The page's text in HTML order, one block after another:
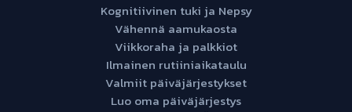
Kognitiivinen tuki ja Nepsy
Vähennä aamukaosta
Viikkoraha ja palkkiot
Ilmainen rutiiniaikataulu
Valmiit päiväjärjestykset
Luo oma päiväjärjestys